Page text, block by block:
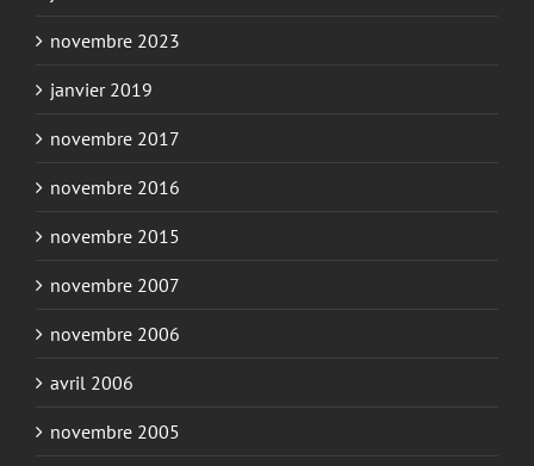
novembre 2023
janvier 2019
novembre 2017
novembre 2016
novembre 2015
novembre 2007
novembre 2006
avril 2006
novembre 2005